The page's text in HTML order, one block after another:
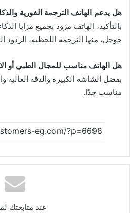
هل يدعم الهاتف الترجمة الفورية
بالتأكيد، الهاتف مزود بجميع مزايا
جوجل، منها الترجمة اللحظية، الردود
هل الهاتف مناسب للمجال الطبي أو
بفضل الشاشة الكبيرة والدقة العالية
مناسب جدًا.
عند متابعتك